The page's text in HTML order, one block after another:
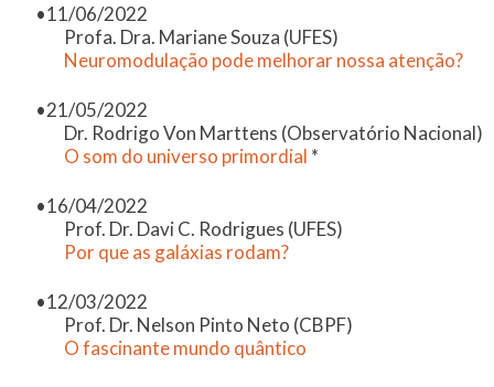
11/06/2022
Profa. Dra. Mariane Souza (UFES)
Neuromodulação pode melhorar nossa atenção?
21/05/2022
Dr. Rodrigo Von Marttens (Observatório Nacional)
O som do universo primordial *
16/04/2022
Prof. Dr. Davi C. Rodrigues (UFES)
Por que as galáxias rodam?
12/03/2022
Prof. Dr. Nelson Pinto Neto (CBPF)
O fascinante mundo quântico